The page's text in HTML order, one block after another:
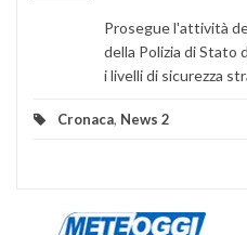
Prosegue l'attività
della Polizia di Stato
i livelli di sicurezza
Cronaca, News 2